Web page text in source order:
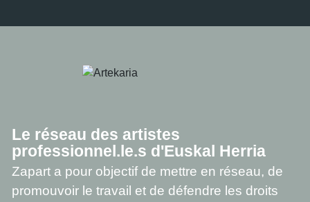
Le réseau des artistes
professionnel.le.s d'Euskal Herria
Zapart a pour objectif de mettre en réseau, de
promouvoir le travail et de défendre les droits